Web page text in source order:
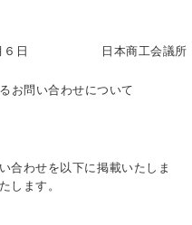
月６日 日本商工会議所
お問い合わせについて
合わせを以下に掲載いたしま
します。